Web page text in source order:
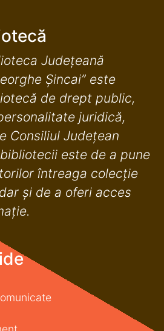
Județeană
Șincai” este
de drept public,
juridică,
Consiliul Judeţean
este de a pune
întreaga colecţie
şi de a oferi acces